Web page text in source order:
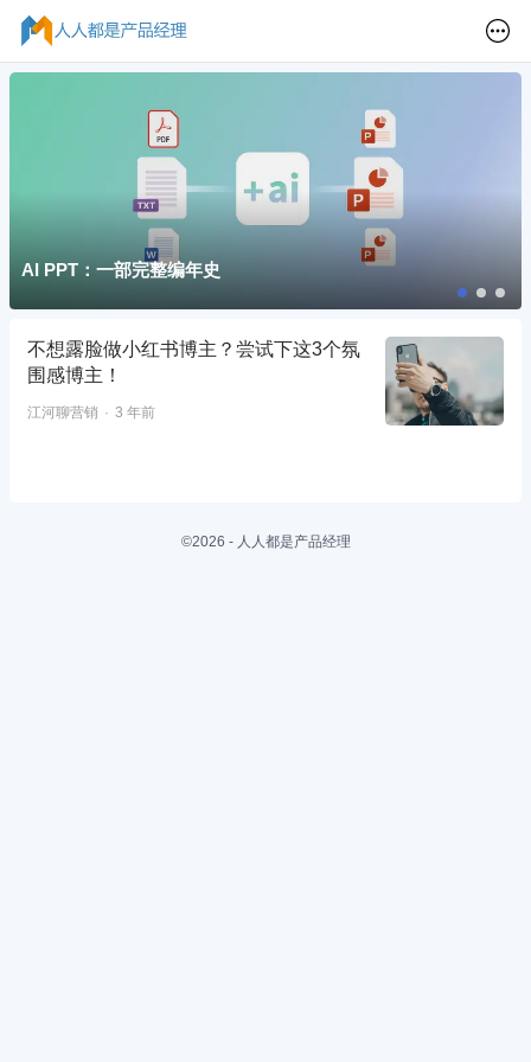
AI PPT：一部完整编年史
不想露脸做小红书博主？尝试下这3个氛
围感博主！
江河聊营销 3 年前
©2026 - 人人都是产品经理